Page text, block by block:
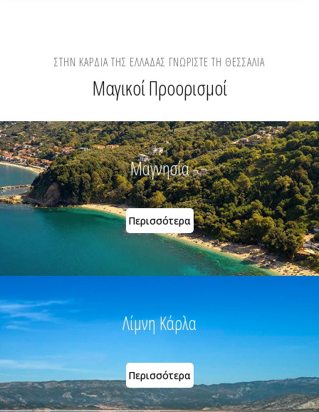
ΣΤΗΝ ΚΑΡΔΙΆ ΤΗΣ ΕΛΛΆΔΑΣ ΓΝΩΡΊΣΤΕ ΤΗ ΘΕΣΣΑΛΊΑ
Μαγικοί Προορισμοί
Μαγνησία
Περισσότερα
Λίμνη Κάρλα
Περισσότερα